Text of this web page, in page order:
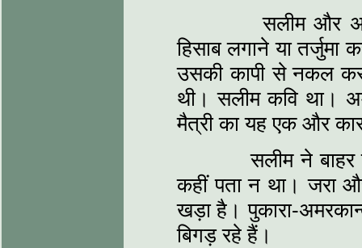
सलीम और
हिसाब लगाने या
उसकी कापी से नकल कर
थी। सलीम कवि था।
मैत्री का यह एक और
सलीम ने बाहर
कहीं पता न था। जरा
खड़ा है। पुकारा-
बिगड़ रहे हैं।